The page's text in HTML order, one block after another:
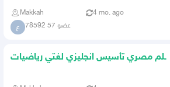
Makkah 4 mo. ago
ع عضو 57 78592
معلم مصري تأسيس انجليزي لغتي رياضيات